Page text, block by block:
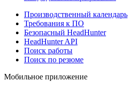
Производственный календарь
Требования к ПО
Безопасный HeadHunter
HeadHunter API
Поиск работы
Поиск по резюме
Мобильное приложение